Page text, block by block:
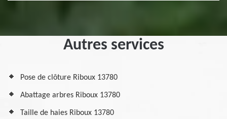
Autres services
Pose de clôture Riboux 13780
Abattage arbres Riboux 13780
Taille de haies Riboux 13780